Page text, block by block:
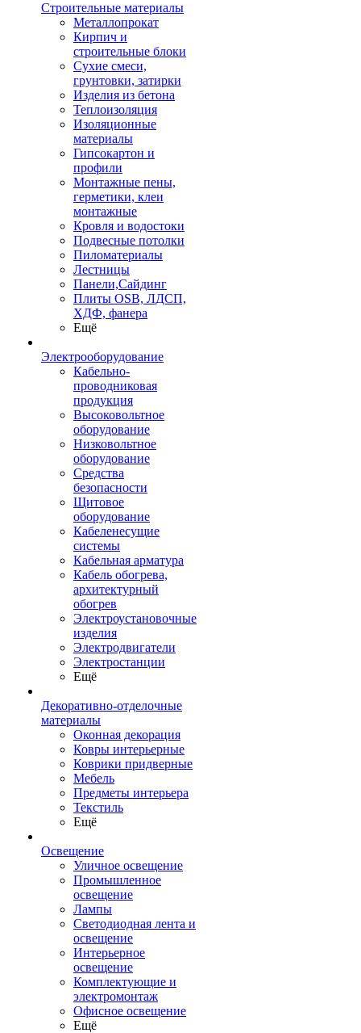
Строительные материалы
Металлопрокат
Кирпич и
строительные блоки
Сухие смеси,
грунтовки, затирки
Изделия из бетона
Теплоизоляция
Изоляционные
материалы
Гипсокартон и
профили
Монтажные пены,
герметики, клеи
монтажные
Кровля и водостоки
Подвесные потолки
Пиломатериалы
Лестницы
Панели,Сайдинг
Плиты OSB, ЛДСП,
ХДФ, фанера
Ещё
Электрооборудование
Кабельно-
проводниковая
продукция
Высоковольтное
оборудование
Низковольтное
оборудование
Средства
безопасности
Щитовое
оборудование
Кабеленесущие
системы
Кабельная арматура
Кабель обогрева,
архитектурный
обогрев
Электроустановочные
изделия
Электродвигатели
Электростанции
Ещё
Декоративно-отделочные
материалы
Оконная декорация
Ковры интерьерные
Коврики придверные
Мебель
Предметы интерьера
Текстиль
Ещё
Освещение
Уличное освещение
Промышленное
освещение
Лампы
Светодиодная лента и
освещение
Интерьерное
освещение
Комплектующие и
электромонтаж
Офисное освещение
Ещё